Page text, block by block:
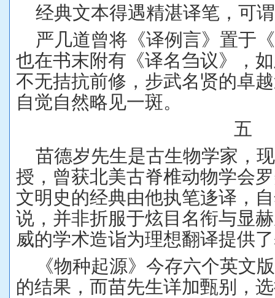
经典文本得遇精湛译笔，可
严几道曾将《译例言》置于
也在书末附有《译名刍议》，
不无拮抗前修，步武名贤的卓
自觉自然略见一斑。
五
苗德岁先生是古生物学家，
授，曾获北美古脊椎动物学会
文明史的经典由他执笔迻译，
说，并非折服于炫目名衔与显
威的学术造诣为理想翻译提供
《物种起源》今存六个英文
的结果，而苗先生详加甄别，